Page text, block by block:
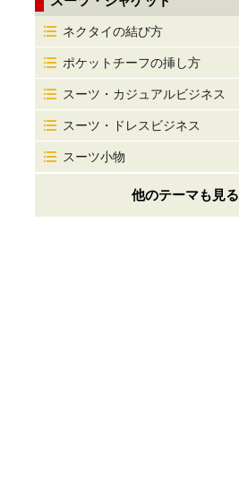
ネクタイの結び方
ポケットチーフの挿し方
スーツ・カジュアルビジネス
スーツ・ドレスビジネス
スーツ小物
他のテーマも見る